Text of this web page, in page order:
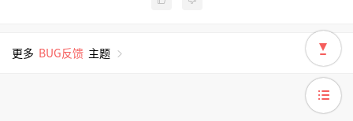
更多 BUG反馈 主题